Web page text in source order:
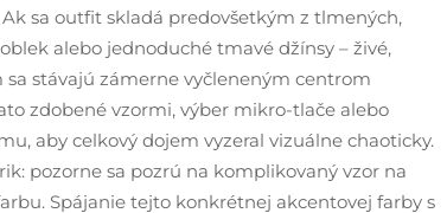
sa outfit skladá predovšetkým z tlmených,
alebo jednoduché tmavé džínsy – živé,
stávajú zámerne vyčleneným centrom
zdobené vzormi, výber mikro-tlače alebo
aby celkový dojem vyzeral vizuálne chaoticky.
pozorne sa pozrú na komplikovaný vzor na
Spájanie tejto konkrétnej akcentovej farby s